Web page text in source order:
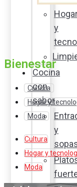
y
Cocina
con
sabor
y
Bienestar
Cultura
Hogar y
Moda
Cultura
Hogar y
Moda